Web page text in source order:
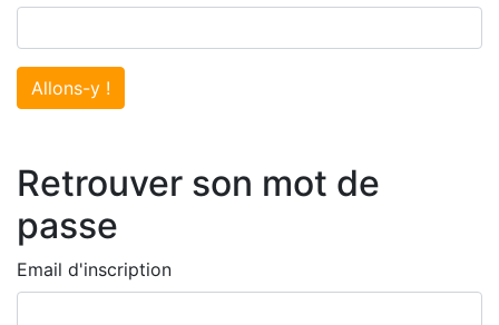
Allons-y !
Retrouver son mot de
passe
Email d'inscription